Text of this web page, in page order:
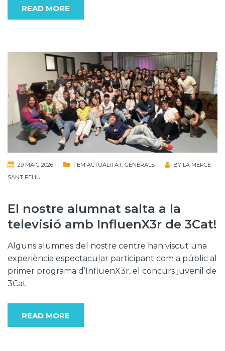
READ MORE
29 MAIG 2026 FEM ACTUALITAT, GENERALS BY LA MERCÈ
SANT FELIU
El nostre alumnat salta a la
televisió amb InfluenX3r de 3Cat!
Alguns alumnes del nostre centre han viscut una
experiència espectacular participant com a públic al
primer programa d’InfluenX3r, el concurs juvenil de
3Cat
READ MORE